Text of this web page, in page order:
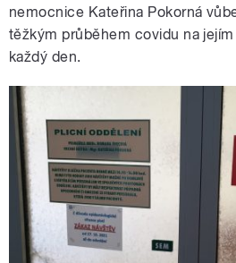
nemocnice Kateřina Pokorná
těžkým průběhem covidu na
každý den.